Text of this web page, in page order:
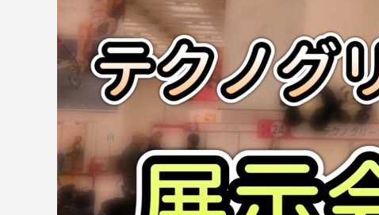
地震、火災、もしもの時に「階段を
て」確実に避難できる！非常用階